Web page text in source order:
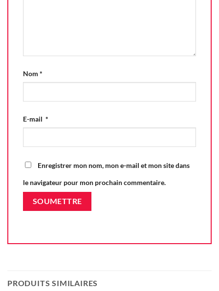
Nom *
E-mail *
Enregistrer mon nom, mon e-mail et mon site dans
le navigateur pour mon prochain commentaire.
PRODUITS SIMILAIRES